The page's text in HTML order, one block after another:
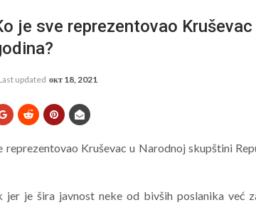
je sve reprezentovao
updated окт 18, 2021
reprezentovao Kruševac u Narodnoj skupštini
jer je šira javnost neke od bivših poslanika već